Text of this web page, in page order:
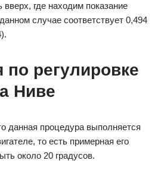
вверх, где находим показание
случае соответствует 0,494
по регулировке
Ниве
данная процедура выполняется
то есть примерная его
около 20 градусов.